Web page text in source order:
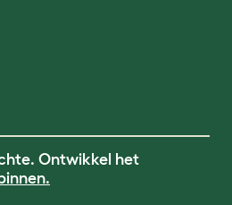
Ontwikkel het